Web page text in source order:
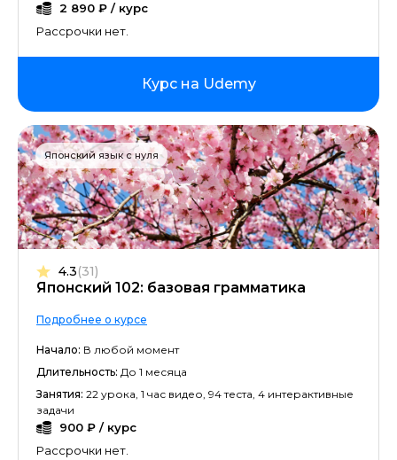
2 890 ₽ / курс
Рассрочки нет.
Курс на Udemy
Японский язык с нуля
Японский 102: базовая грамматика
4.3(31)
Подробнее о курсе
Начало: В любой момент
Длительность: До 1 месяца
Занятия: 22 урока, 1 час видео, 94 теста, 4 интерактивные
задачи
900 ₽ / курс
Рассрочки нет.